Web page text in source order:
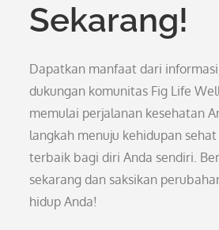
Sekarang!
Dapatkan manfaat dari
dukungan komunitas Fig Life
memulai perjalanan kesehatan
langkah menuju kehidupan
terbaik bagi diri Anda sendiri.
sekarang dan saksikan
hidup Anda!